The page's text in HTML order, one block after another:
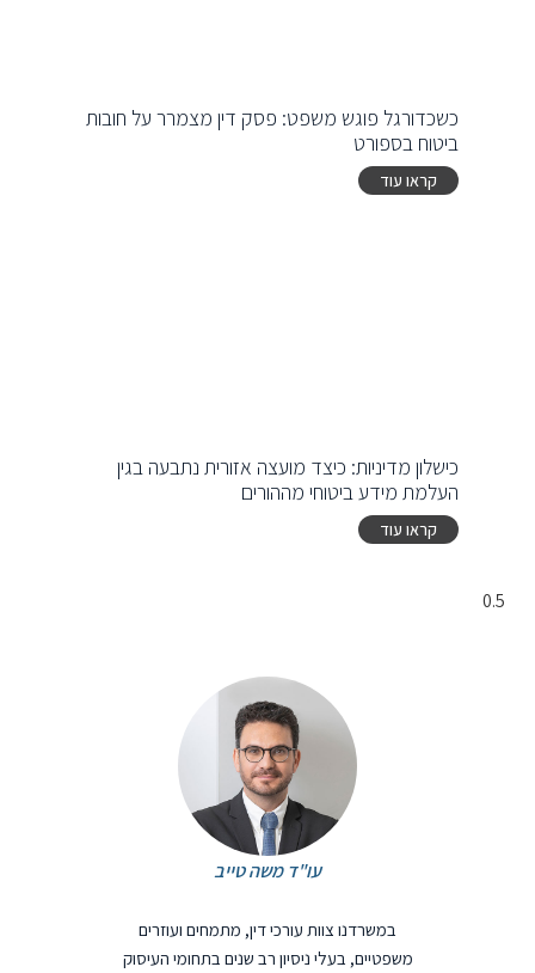
כשכדורגל פוגש משפט: פסק דין מצמרר על חובות
ביטוח בספורט
קראו עוד
כישלון מדיניות: כיצד מועצה אזורית נתבעה בגין
העלמת מידע ביטוחי מההורים
קראו עוד
עו"ד משה טייב
במשרדנו צוות עורכי דין, מתמחים ועוזרים
משפטיים, בעלי ניסיון רב שנים בתחומי העיסוק